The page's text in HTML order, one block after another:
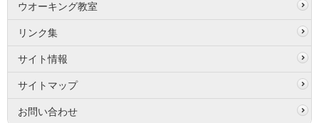
ウオーキング教室
リンク集
サイト情報
サイトマップ
お問い合わせ